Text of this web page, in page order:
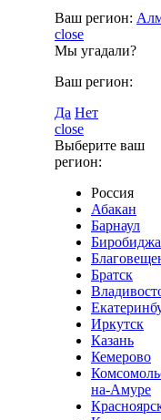
Ваш регион:
close
Мы угадали?
Ваш регион:
Да Нет
close
Выберите ваш
регион:
Россия
Абакан
Барнаул
Братск
Иркутск
Казань
Кемерово
на-Амуре